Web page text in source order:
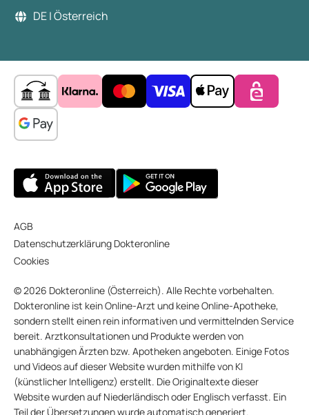
DE | Österreich
AGB
Datenschutzerklärung Dokteronline
Cookies
© 2026 Dokteronline (Österreich). Alle Rechte vorbehalten.
Dokteronline ist kein Online-Arzt und keine Online-Apotheke,
sondern stellt einen rein informativen und vermittelnden Service
bereit. Arztkonsultationen und Produkte werden von
unabhängigen Ärzten bzw. Apotheken angeboten. Einige Fotos
und Videos auf dieser Website wurden mithilfe von KI
(künstlicher Intelligenz) erstellt. Die Originaltexte dieser
Website wurden auf Niederländisch oder Englisch verfasst. Ein
Teil der Übersetzungen wurde automatisch generiert.